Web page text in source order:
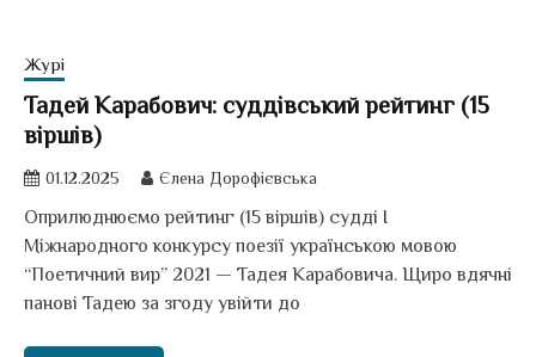
Журі
Тадей Карабович: суддівський рейтинг (15
віршів)
01.12.2025 Єлена Дорофієвська
Оприлюднюємо рейтинг (15 віршів) судді І
Міжнародного конкурсу поезії українською мовою
“Поетичний вир” 2021 — Тадея Карабовича. Щиро вдячні
панові Тадею за згоду увійти до